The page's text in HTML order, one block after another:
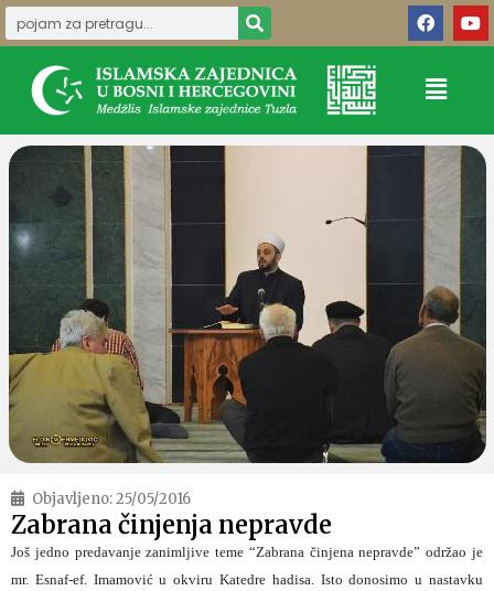
Objavljeno:25/05/2016
Zabrana činjenja nepravde
Još jedno predavanje zanimljive teme “Zabrana činjena nepravde” održao je
mr. Esnaf-ef. Imamović u okviru Katedre hadisa. Isto donosimo u nastavku